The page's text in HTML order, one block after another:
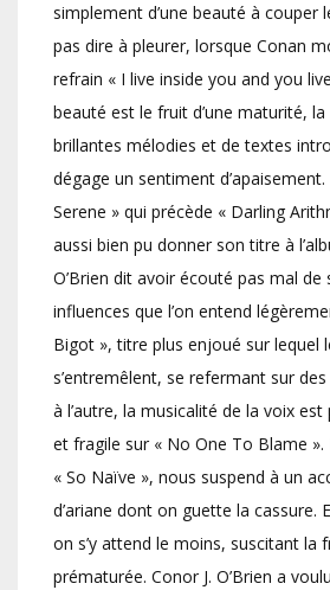
simplement d’une beauté à couper
pas dire à pleurer, lorsque Conan
refrain « I live inside you and you
beauté est le fruit d’une maturité,
brillantes mélodies et de textes
dégage un sentiment
Serene » qui précède « Darling
aussi bien pu donner son titre à
O’Brien dit avoir écouté pas mal
influences que l’on entend
Bigot », titre plus enjoué sur lequel
s’entremêlent, se refermant sur
à l’autre, la musicalité de la voix est
et fragile sur « No One To Blame
« So Naïve », nous suspend à un
d’ariane dont on guette la cassure.
on s’y attend le moins, suscitant la
prématurée. Conor J. O’Brien a